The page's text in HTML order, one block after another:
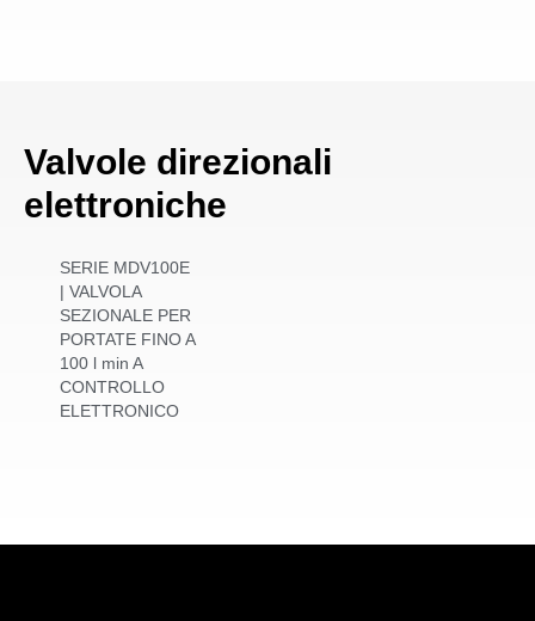
Valvole direzionali
elettroniche
SERIE MDV100E
| VALVOLA
SEZIONALE PER
PORTATE FINO A
100 l min A
CONTROLLO
ELETTRONICO